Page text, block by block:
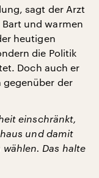
sagt der Arzt
und warmen
heutigen
die Politik
Doch auch er
gegenüber der
einschränkt,
und damit
Das halte